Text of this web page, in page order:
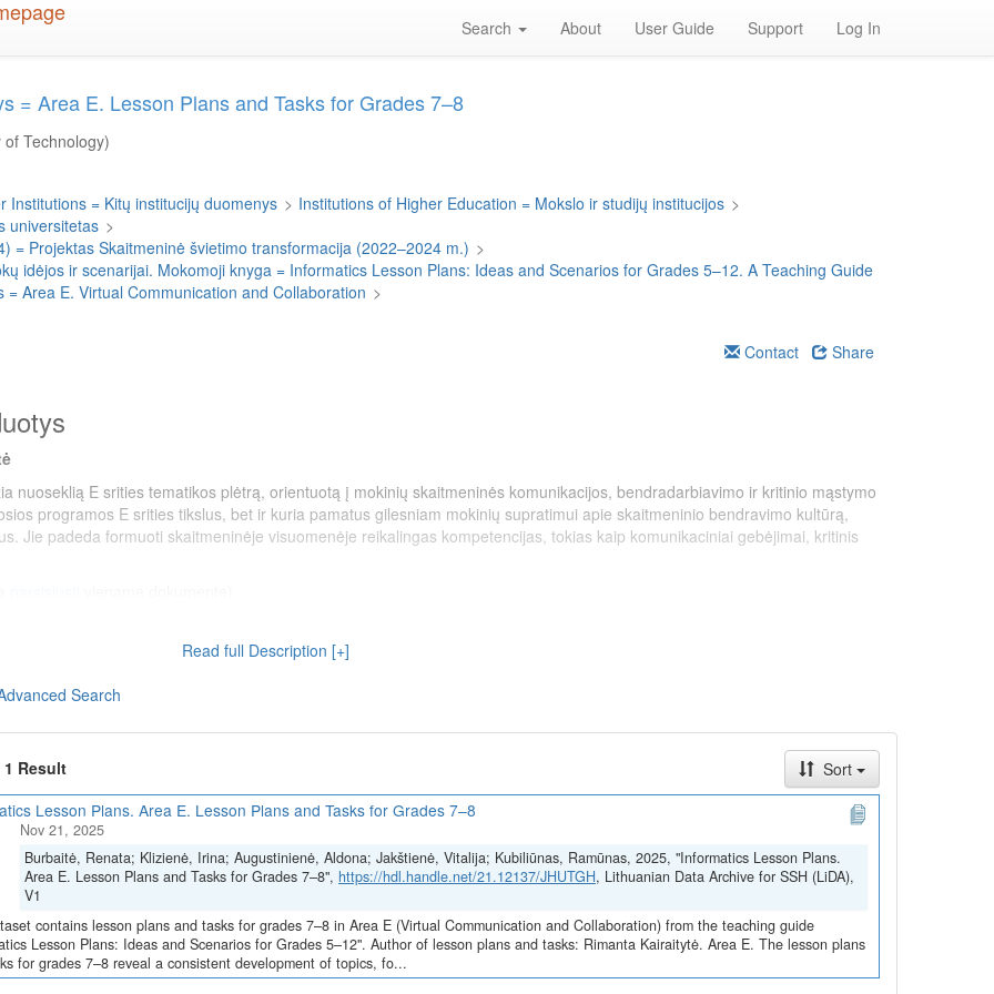
Search About User Guide Support Log In
= Area E. Lesson Plans and Tasks for Grades 7–8
Technology)
Institutions = Kitų institucijų duomenys > Institutions of Higher Education = Mokslo ir studijų institucijos >
universitetas >
= Projektas Skaitmeninė švietimo transformacija (2022–2024 m.) >
idėjos ir scenarijai. Mokomoji knyga = Informatics Lesson Plans: Ideas and Scenarios for Grades 5–12. A Teaching Guide
Area E. Virtual Communication and Collaboration >
Contact Share
nuoseklią E srities tematikos plėtrą, orientuotą į mokinių skaitmeninės komunikacijos, bendradarbiavimo ir kritinio mąstymo
programos E srities tikslus, bet ir kuria pamatus gilesniam mokinių supratimui apie skaitmeninio bendravimo kultūrą,
Jie padeda formuoti skaitmeninėje visuomenėje reikalingas kompetencijas, tokias kaip komunikaciniai gebėjimai, kritinis
priemonių palyginimas ir analizė (Rimanta Kairaitytė)
- minčių žemėlapis (Rimanta Kairaitytė)
švietimo transformacija („EdTech“)
(Nr. 10-004-P-0001)“, įgyvendintą pagal ekonomikos gaivinimo ir atsparumo
Sąjungos ekonomikos gaivinimo ir atsparumo didinimo priemonės „NextGenerationEU“ lėšomis.
Grades 7–8
a consistent development of topics, focused on developing students' digital communication, collaboration, and critical
of Area E of the general program, but also lay the foundation for a deeper understanding of digital communication
among students. They help to develop the competencies needed in a digital society, such as communication skills, critical
Read full Description [+]
Search
Result
Sort
Lesson Plans. Area E. Lesson Plans and Tasks for Grades 7–8
Nov 21, 2025
Burbaitė, Renata; Klizienė, Irina; Augustinienė, Aldona; Jakštienė, Vitalija; Kubiliūnas, Ramūnas, 2025, "Informatics Lesson Plans.
Area E. Lesson Plans and Tasks for Grades 7–8", https://hdl.handle.net/21.12137/JHUTGH, Lithuanian Data Archive for SSH (LiDA),
V1
contains lesson plans and tasks for grades 7–8 in Area E (Virtual Communication and Collaboration) from the teaching guide
Lesson Plans: Ideas and Scenarios for Grades 5–12". Author of lesson plans and tasks: Rimanta Kairaitytė. Area E. The lesson plans
for grades 7–8 reveal a consistent development of topics, fo...